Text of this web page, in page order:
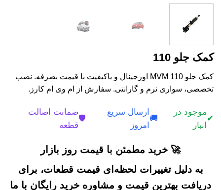
کمک جلو 110
کمک جلو MVM 110 اورجینال و باکیفیت با قیمت بصرفه. نصب
تخصصی، سواری نرم و گارانتی. سفارش از ام وی ام کارز.
✔
موجود در
انبار
🚚
ارسال سریع
امروز
🛡️
ضمانت اصالت
قطعه
🚀 خرید مطمئن با قیمت روز بازار
به دلیل تغییرات لحظه‌ای قیمت قطعات، برای
دریافت بهترین قیمت و مشاوره خرید رایگان با ما